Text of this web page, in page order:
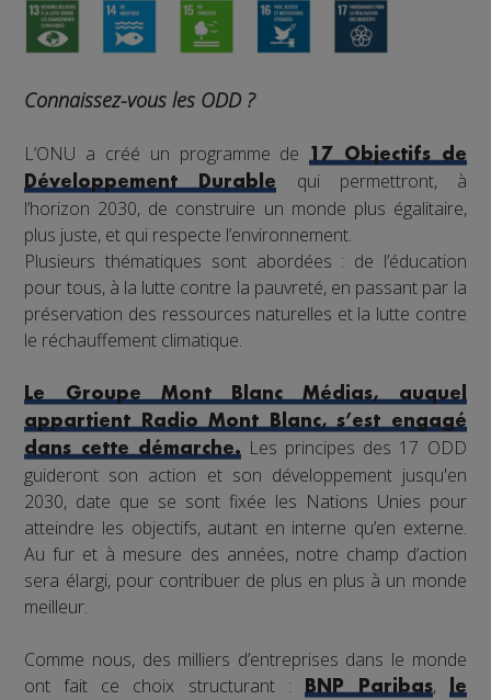
Connaissez-vous les ODD ?
L’ONU a créé un programme de17 Objectifs de
Développement Durable
qui permettront, à
l’horizon 2030, de construire un monde plus égalitaire,
plus juste, et qui respecte l’environnement.
Plusieurs thématiques sont abordées : de l’éducation
pour tous, à la lutte contre la pauvreté, en passant par la
préservation des ressources naturelles et la lutte contre
le réchauffement climatique.
Le Groupe Mont Blanc Médias, auquel
appartient Radio Mont Blanc, s’est engagé
dans cette démarche.Les principes des 17 ODD
guideront son action et son développement jusqu'en
2030, date que se sont fixée les Nations Unies pour
atteindre les objectifs, autant en interne qu’en externe.
Au fur et à mesure des années, notre champ d’action
sera élargi, pour contribuer de plus en plus à un monde
meilleur.
Comme nous, des milliers d’entreprises dans le monde
ont fait ce choix structurant :
BNP Paribas,
le